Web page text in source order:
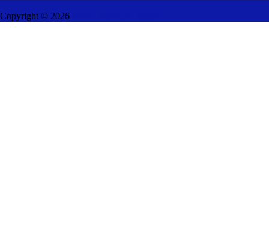
Copyright © 2026